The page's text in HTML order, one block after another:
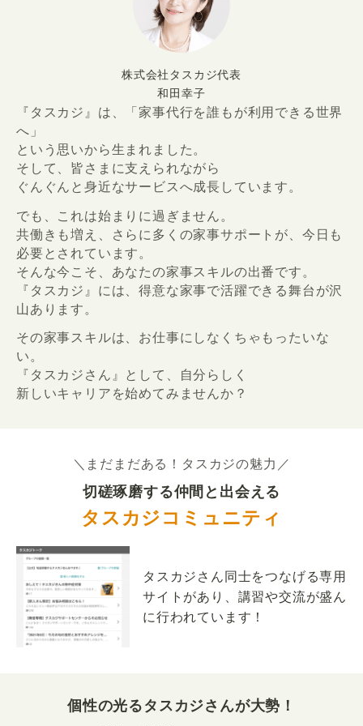
株式会社タスカジ代表
和田幸子
『タスカジ』は、「家事代行を誰もが利用できる世界
へ」
という思いから生まれました。
そして、皆さまに支えられながら
ぐんぐんと身近なサービスへ成長しています。
でも、これは始まりに過ぎません。
共働きも増え、さらに多くの家事サポートが、今日も
必要とされています。
そんな今こそ、あなたの家事スキルの出番です。
『タスカジ』には、得意な家事で活躍できる舞台が沢
山あります。
その家事スキルは、お仕事にしなくちゃもったいな
い。
『タスカジさん』として、自分らしく
新しいキャリアを始めてみませんか？
＼まだまだある！タスカジの魅力／
切磋琢磨する仲間と出会える
タスカジコミュニティ
タスカジさん同士をつなげる専用
サイトがあり、講習や交流が盛ん
に行われています！
個性の光るタスカジさんが大勢！